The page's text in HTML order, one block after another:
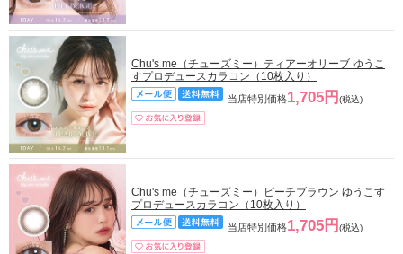
Chu's me（チューズミー）ティアーオリーブ ゆうこ
すプロデュースカラコン（10枚入り）
当店特別価格1,705円 (税込)
Chu's me（チューズミー）ピーチブラウン ゆうこす
プロデュースカラコン（10枚入り）
当店特別価格1,705円 (税込)